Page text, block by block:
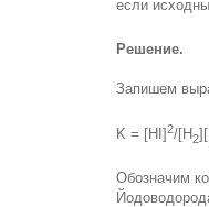
если
Решение.
Запишем
K = [HI]2/[H2][I
Обозначим